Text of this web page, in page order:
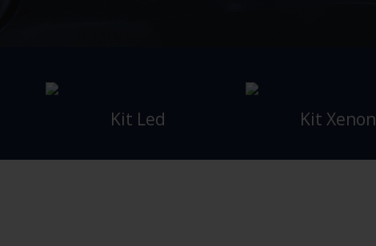
Kit Led Kit Xenon